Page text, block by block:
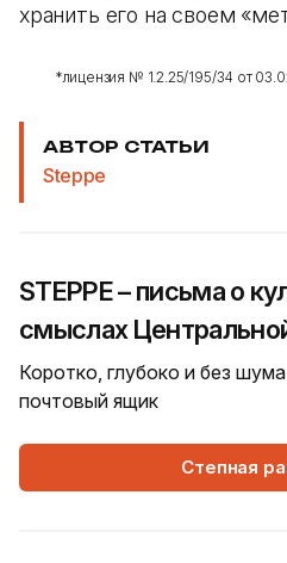
хранить его на своем
*лицензия № 1.2.25/195/34 от
АВТОР СТАТЬИ
Steppe
STEPPE – письма о
смыслах
Коротко, глубоко и без
почтовый ящик
Степная